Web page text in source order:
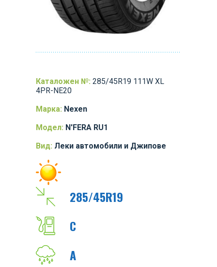
Каталожен №: 285/45R19 111W XL
4PR-NE20
Марка: Nexen
Модел: N'FERA RU1
Вид: Леки автомобили и Джипове
285/45R19
C
A